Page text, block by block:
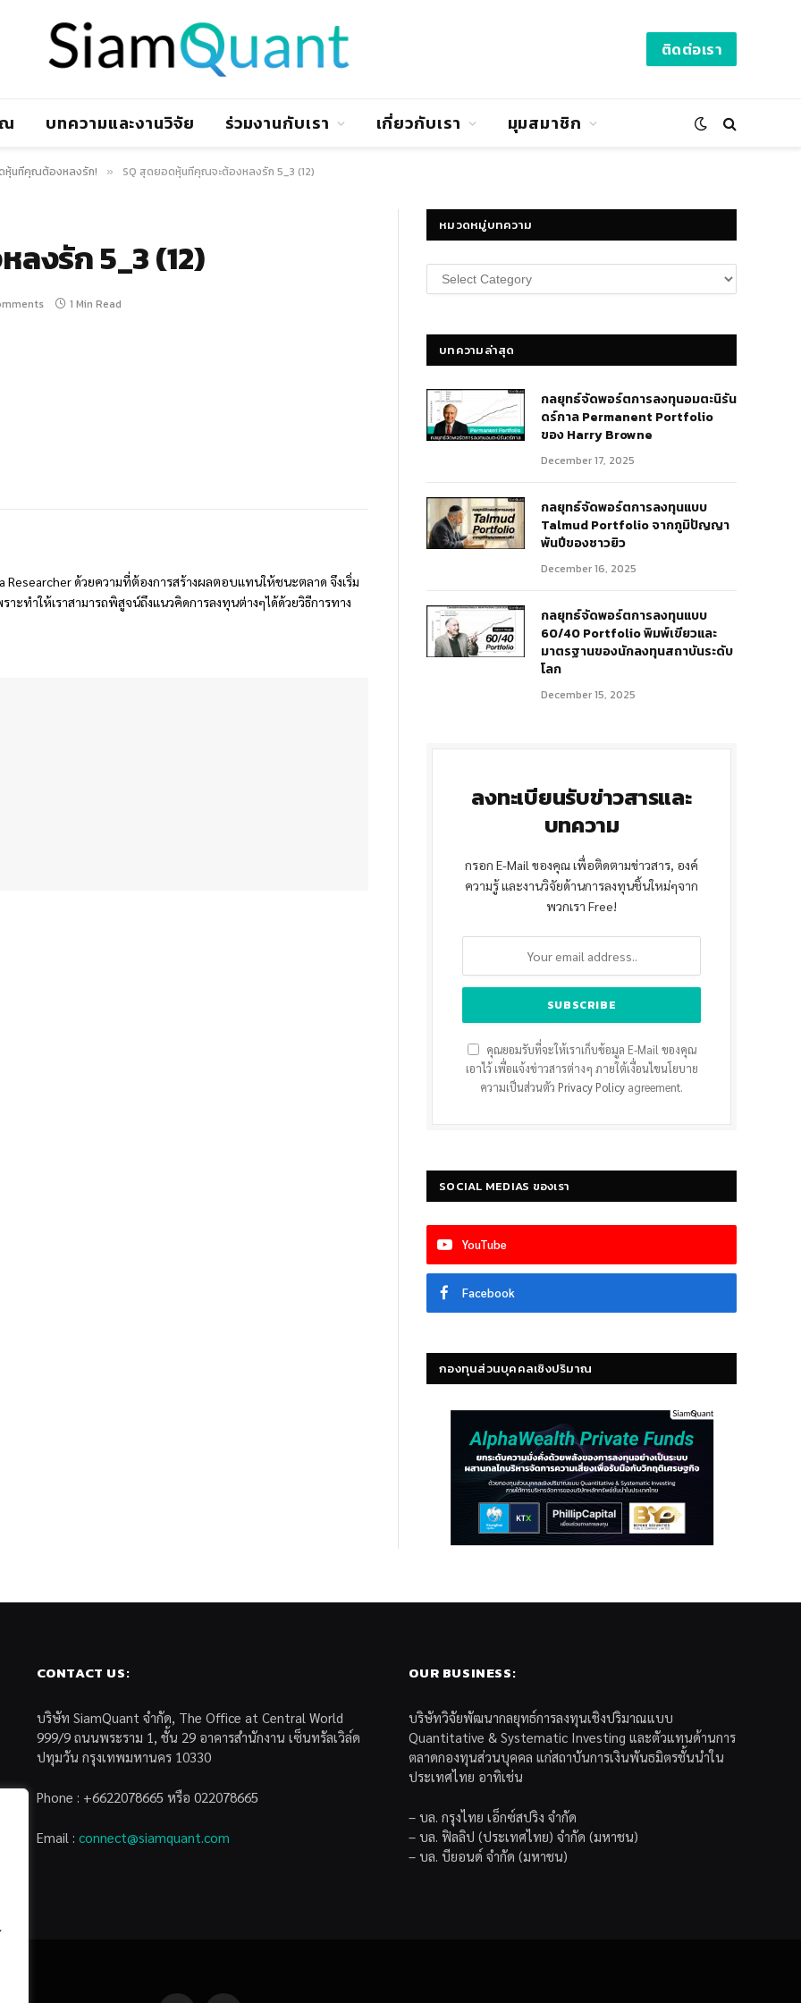
ติดต่อเรา
บทความและงานวิจัย ร่วมงานกับเรา เกี่ยวกับเรา มุมสมาชิก
หุ้นที่คุณต้องหลงรัก! » SQ สุดยอดหุ้นที่คุณจะต้องหลงรัก 5_3 (12)
งรัก 5_3 (12)
1 Min Read
Researcher ด้วยความที่ต้องการสร้างผลตอบแทนให้ชนะตลาด จึงเริ่ม
ะทำให้เราสามารถพิสูจน์ถึงแนวคิดการลงทุนต่างๆได้ด้วยวิธีการทาง
หมวดหมู่บทความ
หมวด
หมู่
บทความล่าสุด
กลยุทธ์​จัดพอร์ตการลงทุนอมตะนิรัน
ดร์กาล Permanent Portfolio
ของ Harry Browne
December 17, 2025
กลยุทธ์จัดพอร์ตการลงทุนแบบ
Talmud Portfolio จากภูมิปัญญา
พันปีของชาวยิว
December 16, 2025
กลยุทธ์จัดพอร์ตการลงทุนแบบ
60/40 Portfolio พิมพ์เขียวและ
มาตรฐานของนักลงทุนสถาบันระดับ
โลก
December 15, 2025
ลงทะเบียนรับข่าวสารและ
บทความ
กรอก E-Mail ของคุณ เพื่อติดตามข่าวสาร, องค์
ความรู้ และงานวิจัยด้านการลงทุนชิ้นใหม่ๆจาก
พวกเรา Free!
คุณยอมรับที่จะให้เราเก็บข้อมูล E-Mail ของคุณ
เอาไว้ เพื่อแจ้งข่าวสารต่างๆ ภายใต้เงื่อนไขนโยบาย
ความเป็นส่วนตัว Privacy Policy agreement.
SOCIAL MEDIAS ของเรา
YouTube
Facebook
กองทุนส่วนบุคคลเชิงปริมาณ
CONTACT US:
บริษัท SiamQuant จำกัด, The Office at Central World
999/9 ถนนพระราม 1, ชั้น 29 อาคารสำนักงาน เซ็นทรัลเวิล์ด
ปทุมวัน กรุงเทพมหานคร 10330
Phone : +6622078665 หรือ 022078665
Email : connect@siamquant.com
OUR BUSINESS:
บริษัทวิจัยพัฒนากลยุทธ์การลงทุนเชิงปริมาณแบบ
Quantitative & Systematic Investing และตัวแทนด้านการ
ตลาดกองทุนส่วนบุคคล แก่สถาบันการเงินพันธมิตรชั้นนำใน
ประเทศไทย อาทิเช่น
– บล. กรุงไทย เอ็กซ์สปริง จำกัด
– บล. ฟิลลิป (ประเทศไทย) จำกัด (มหาชน)
– บล. บียอนด์ จำกัด (มหาชน)